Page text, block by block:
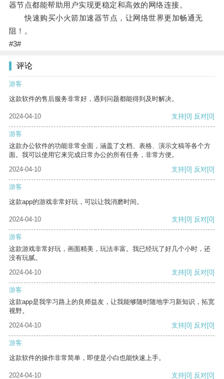
器节点都能帮助用户实现更稳定和高效的网络连接。
快速购买小火箭加速器节点，让网络世界更加畅通无
阻！。
#3#
评论
游客
这款软件的售后服务非常好，遇到问题都能得到及时解决。
2024-04-10 支持[0] 反对[0]
游客
这款办公软件的功能非常全面，涵盖了文档、表格、演示文稿等各个方
面。我可以使用它来完成日常办公的所有任务，非常方便。
2024-04-10
支持[0] 反对[0]
游客
这款app的游戏非常好玩，可以让我消磨时间。
2024-04-10 支持[0] 反对[0]
游客
这款游戏非常好玩，画面精美，玩法丰富。我已经玩了好几个小时，还
没有玩腻。
2024-04-10
支持[0] 反对[0]
游客
这款app是我学习路上的良师益友，让我能够随时随地学习新知识，拓宽
视野。
2024-04-10
支持[0] 反对[0]
游客
这款软件的操作非常简单，即使是小白也能快速上手。
2024-04-10 支持[0] 反对[0]